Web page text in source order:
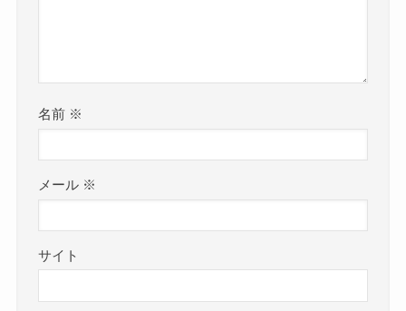
名前 ※
メール ※
サイト